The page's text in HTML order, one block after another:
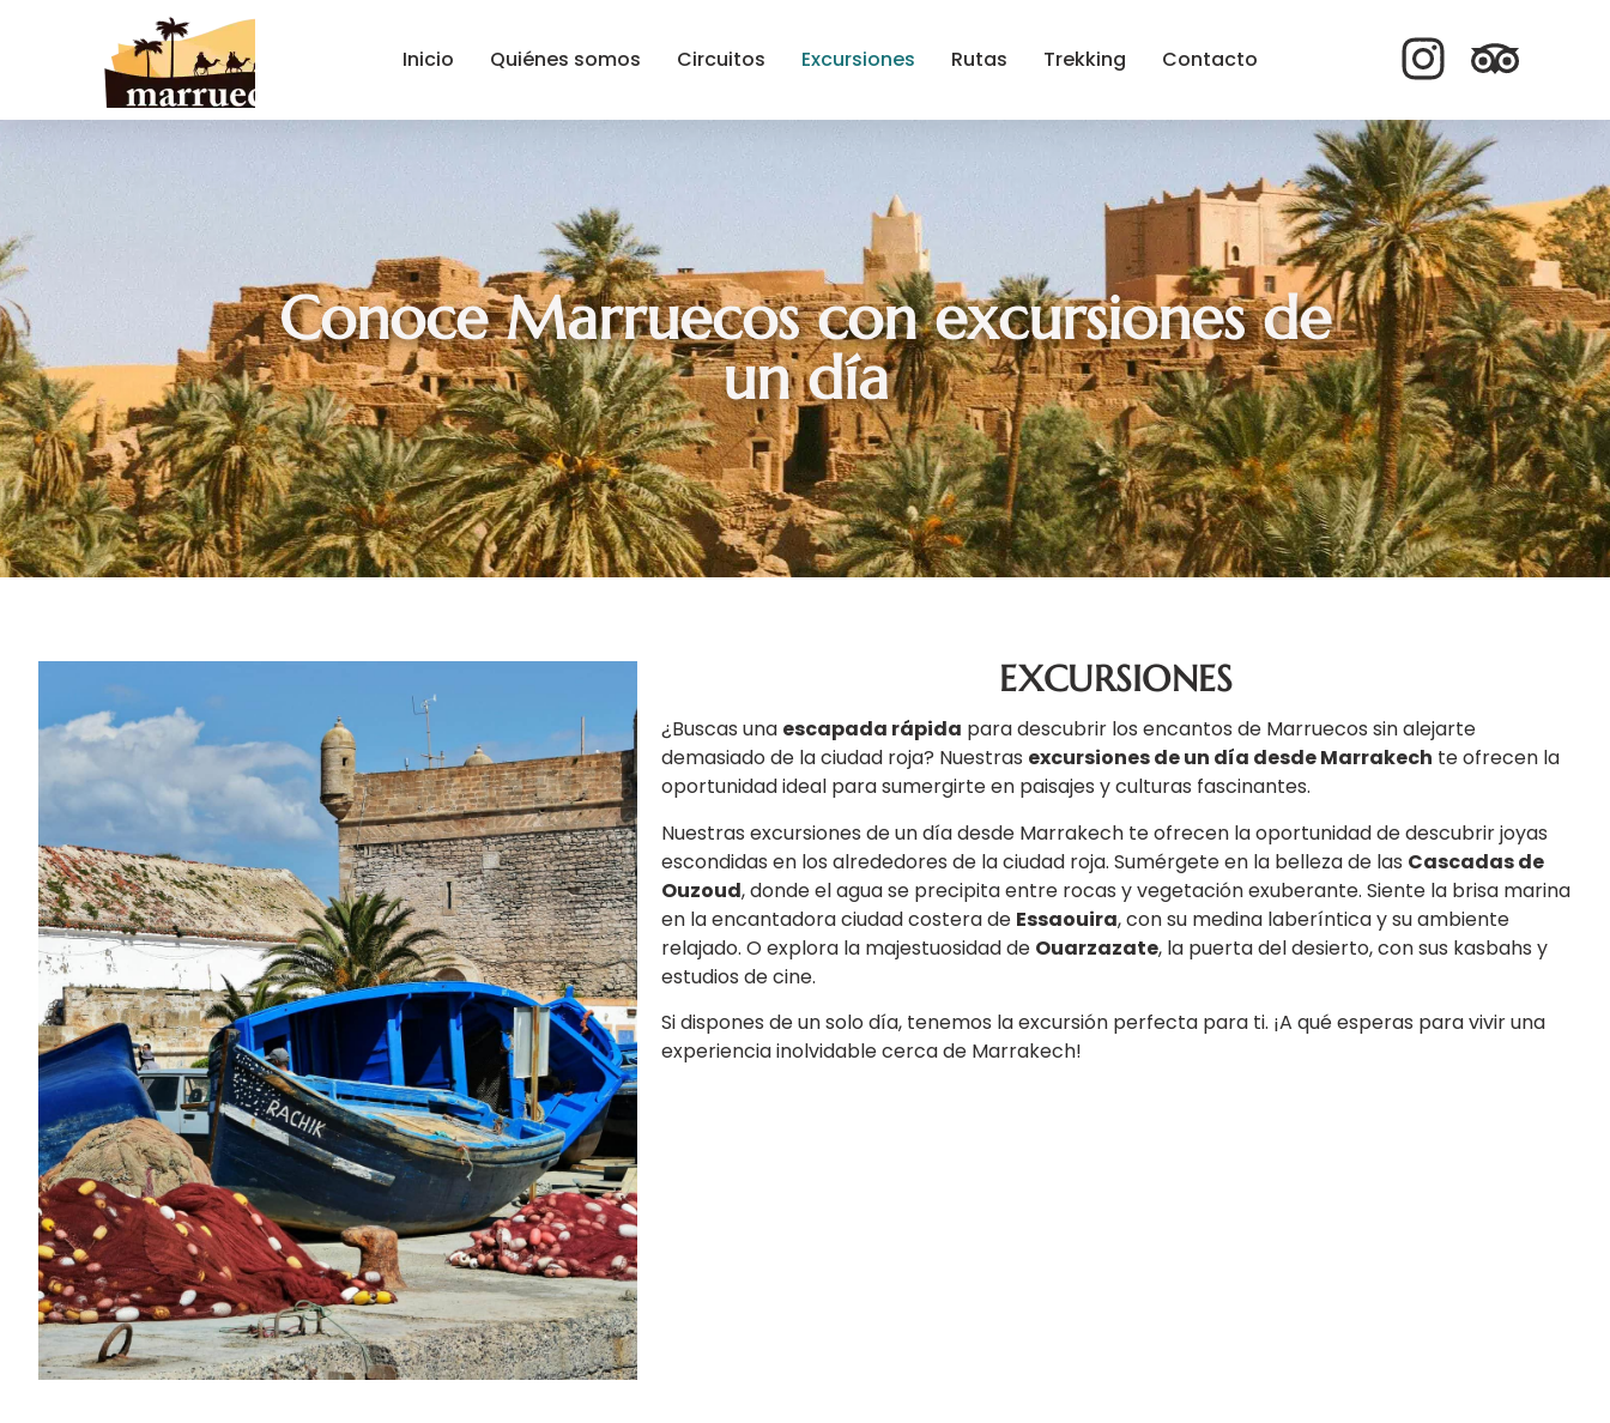
Inicio
Quiénes somos Circuitos Excursiones Rutas Trekking Contacto
Conoce Marruecos con excursiones de
un día
EXCURSIONES
¿Buscas una escapada rápida para descubrir los encantos de Marruecos sin alejarte
demasiado de la ciudad roja? Nuestras excursiones de un día desde Marrakech te ofrecen la
oportunidad ideal para sumergirte en paisajes y culturas fascinantes.
Nuestras excursiones de un día desde Marrakech te ofrecen la oportunidad de descubrir joyas
escondidas en los alrededores de la ciudad roja. Sumérgete en la belleza de las Cascadas de
Ouzoud, donde el agua se precipita entre rocas y vegetación exuberante. Siente la brisa marina
en la encantadora ciudad costera de Essaouira, con su medina laberíntica y su ambiente
relajado. O explora la majestuosidad de Ouarzazate, la puerta del desierto, con sus kasbahs y
estudios de cine.
Si dispones de un solo día, tenemos la excursión perfecta para ti. ¡A qué esperas para vivir una
experiencia inolvidable cerca de Marrakech!